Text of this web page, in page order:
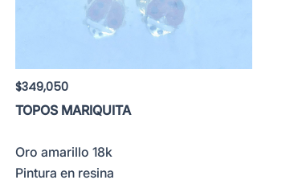
$349,050
TOPOS MARIQUITA
Oro amarillo 18k
Pintura en resina